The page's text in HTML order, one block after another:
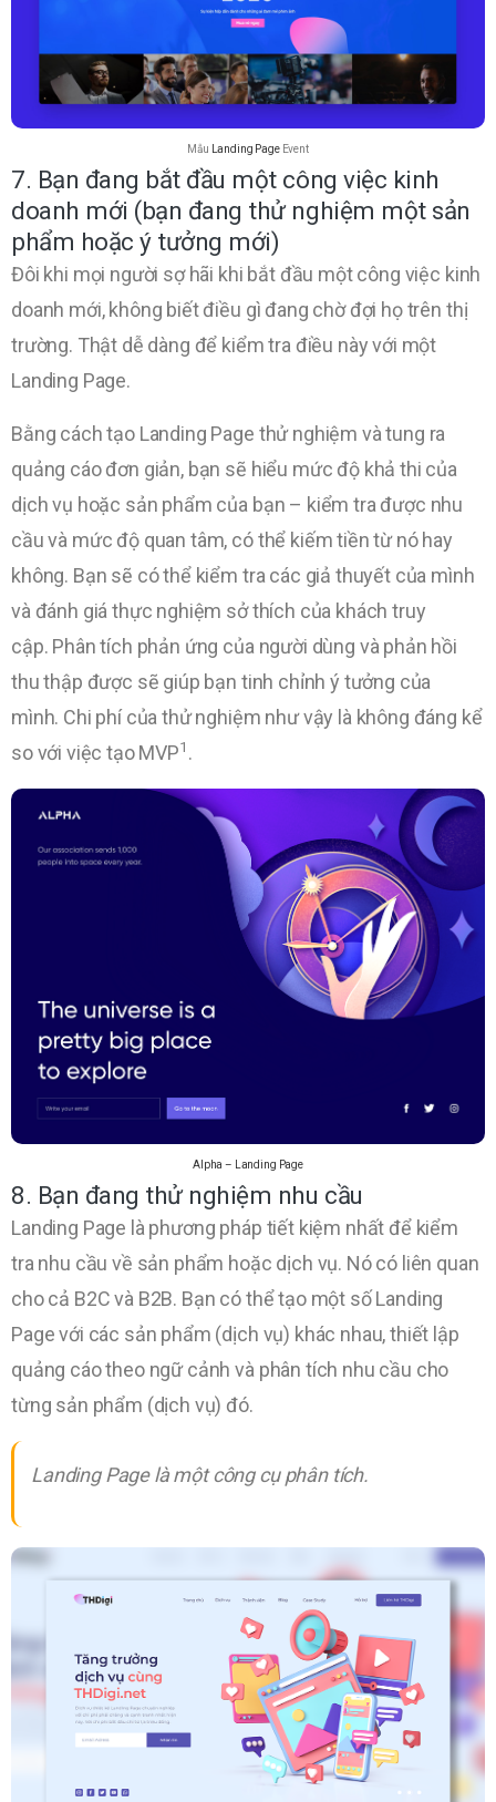
Mẫu Landing PageEvent
7. Bạn đang bắt đầu một công việc kinh
doanh mới (bạn đang thử nghiệm một sản
phẩm hoặc ý tưởng mới)
Đôi khi mọi người sợ hãi khi bắt đầu một công việc kinh
doanh mới, không biết điều gì đang chờ đợi họ trên thị
trường. Thật dễ dàng để kiểm tra điều này với một
Landing Page.
Bằng cách tạo Landing Page thử nghiệm và tung ra
quảng cáo đơn giản, bạn sẽ hiểu mức độ khả thi của
dịch vụ hoặc sản phẩm của bạn – kiểm tra được nhu
cầu và mức độ quan tâm, có thể kiếm tiền từ nó hay
không. Bạn sẽ có thể kiểm tra các giả thuyết của mình
và đánh giá thực nghiệm sở thích của khách truy
cập. Phân tích phản ứng của người dùng và phản hồi
thu thập được sẽ giúp bạn tinh chỉnh ý tưởng của
mình. Chi phí của thử nghiệm như vậy là không đáng kể
so với việc tạo MVP1 .
Alpha – Landing Page
8. Bạn đang thử nghiệm nhu cầu
Landing Page là phương pháp tiết kiệm nhất để kiểm
tra nhu cầu về sản phẩm hoặc dịch vụ. Nó có liên quan
cho cả B2C và B2B. Bạn có thể tạo một số Landing
Page với các sản phẩm (dịch vụ) khác nhau, thiết lập
quảng cáo theo ngữ cảnh và phân tích nhu cầu cho
từng sản phẩm (dịch vụ) đó.
Landing Page là một công cụ phân tích.